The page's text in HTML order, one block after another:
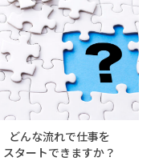
どんな流れで仕事を
スタートできますか？